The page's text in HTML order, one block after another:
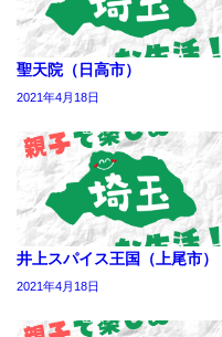
聖天院（日高市）
2021年4月18日
井上スパイス王国（上尾市）
2021年4月18日